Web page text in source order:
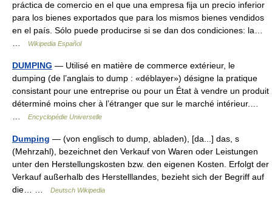
práctica de comercio en el que una empresa fija un precio inferior
para los bienes exportados que para los mismos bienes vendidos
en el país. Sólo puede producirse si se dan dos condiciones: la…
Wikipedia Español
DUMPING — Utilisé en matière de commerce extérieur, le
dumping (de l’anglais to dump : «déblayer») désigne la pratique
consistant pour une entreprise ou pour un État à vendre un produit
déterminé moins cher à l’étranger que sur le marché intérieur.…
Encyclopédie Universelle
Dumping — (von englisch to dump, abladen), [da...] das, s
(Mehrzahl), bezeichnet den Verkauf von Waren oder Leistungen
unter den Herstellungskosten bzw. den eigenen Kosten. Erfolgt der
Verkauf außerhalb des Herstelllandes, bezieht sich der Begriff auf
die… …
Deutsch Wikipedia